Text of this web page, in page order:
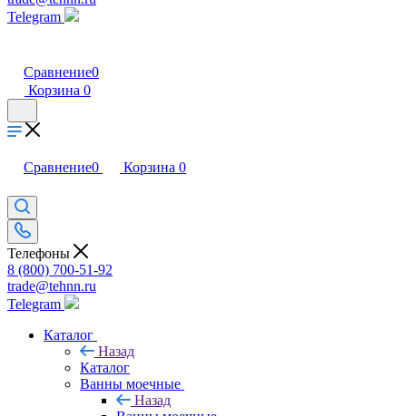
Telegram
Сравнение0
Корзина 0
Сравнение0 Корзина 0
Телефоны
8 (800) 700-51-92
trade@tehnn.ru
Telegram
Каталог
Назад
Каталог
Ванны моечные
Назад